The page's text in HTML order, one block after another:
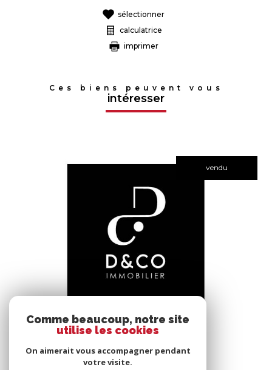
sélectionner
calculatrice
imprimer
Ces biens peuvent vous
intéresser
vendu
voir le bien
Bâgé-le-Châtel (01380)
Comme beaucoup, notre site
utilise les cookies
On aimerait vous accompagner pendant
votre visite.